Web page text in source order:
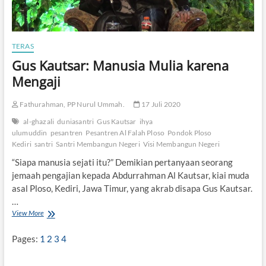
TERAS
Gus Kautsar: Manusia Mulia karena
Mengaji
Fathurahman, PP Nurul Ummah.
17 Juli 2020
al-ghazali duniasantri Gus Kautsar ihya
ulumuddin pesantren Pesantren Al Falah Ploso Pondok Ploso
Kediri santri Santri Membangun Negeri Visi Membangun Negeri
“Siapa manusia sejati itu?” Demikian pertanyaan seorang
jemaah pengajian kepada Abdurrahman Al Kautsar, kiai muda
asal Ploso, Kediri, Jawa Timur, yang akrab disapa Gus Kautsar.
…
View MoreG
K
Pages: 1 2 3 4